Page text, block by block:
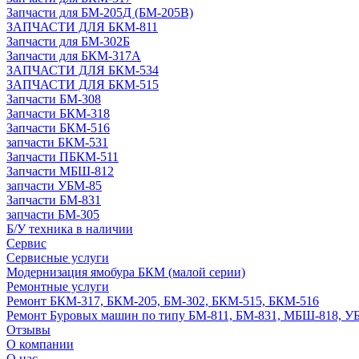
Запчасти для БМ-205Д (БМ-205В)
ЗАПЧАСТИ ДЛЯ БКМ-811
Запчасти для БМ-302Б
Запчасти для БКМ-317А
ЗАПЧАСТИ ДЛЯ БКМ-534
ЗАПЧАСТИ ДЛЯ БКМ-515
Запчасти БМ-308
Запчасти БКМ-318
Запчасти БКМ-516
запчасти БКМ-531
Запчасти ПБКМ-511
Запчасти МБШ-812
запчасти УБМ-85
Запчасти БМ-831
запчасти БМ-305
Б/У техника в наличии
Сервис
Сервисные услуги
Модернизация ямобура БКМ (малой серии)
Ремонтные услуги
Ремонт БКМ-317, БКМ-205, БМ-302, БКМ-515, БКМ-516
Ремонт Буровых машин по типу БМ-811, БМ-831, МБШ-818,
Отзывы
О компании